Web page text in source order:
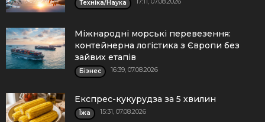
Техніка/Наука
Міжнародні морські перевезення:
контейнерна логістика з Європи без
зайвих етапів
Бізнес 16:39, 07.08.2026
Експрес-кукурудза за 5 хвилин
Їжа 15:31, 07.08.2026